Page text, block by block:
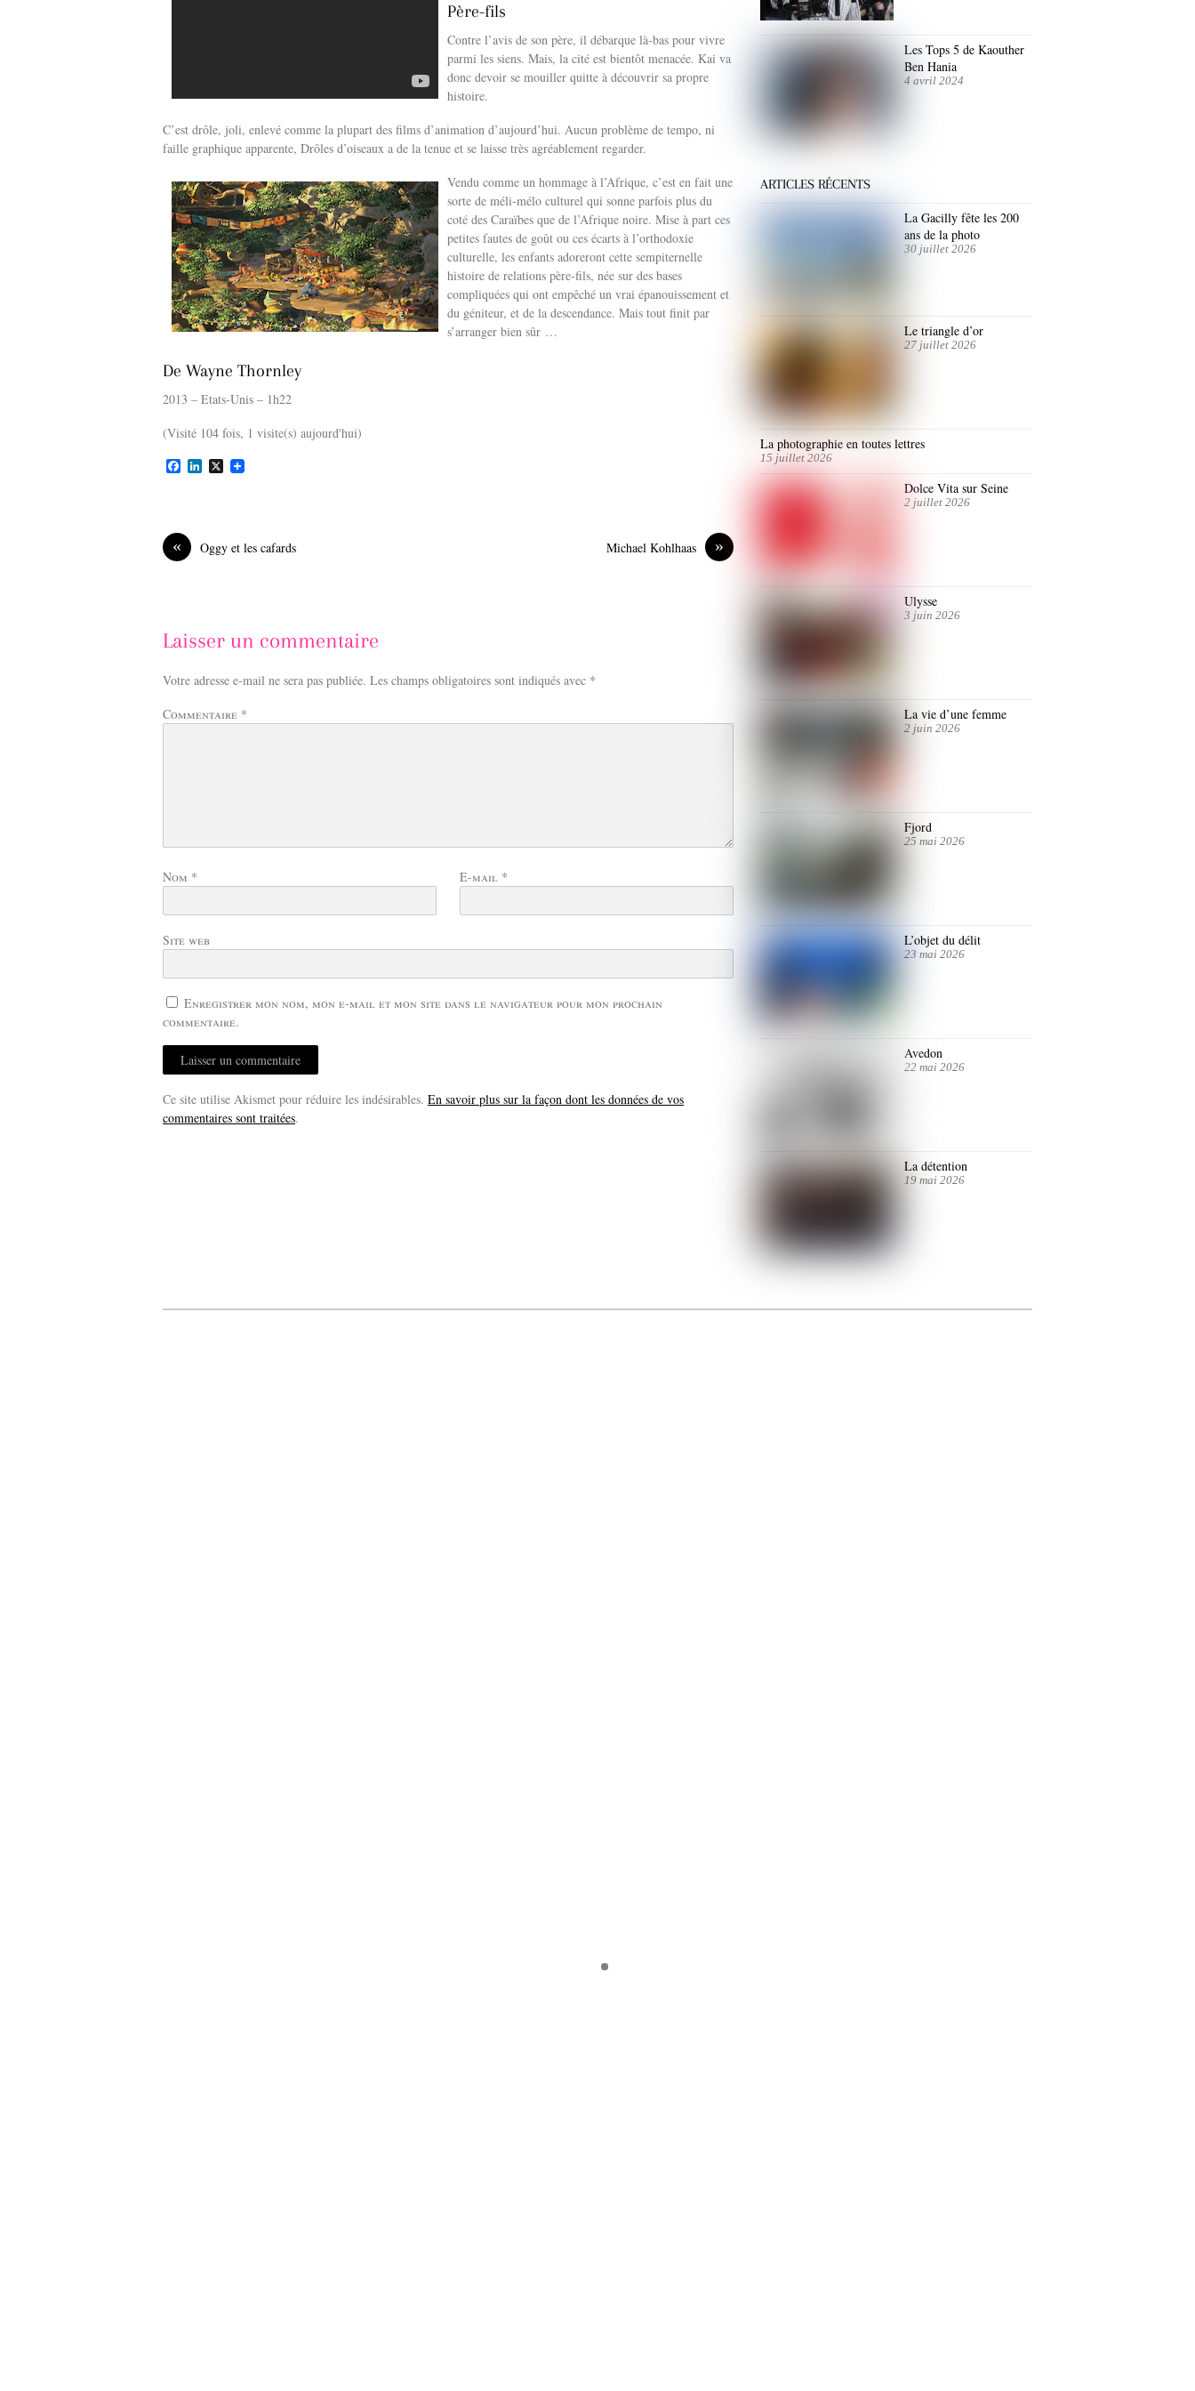
Père-fils
Contre l’avis de son père, il débarque là-bas pour vivre
parmi les siens. Mais, la cité est bientôt menacée. Kai va
donc devoir se mouiller quitte à découvrir sa propre
histoire.
C’est drôle, joli, enlevé comme la plupart des films d’animation d’aujourd’hui. Aucun problème de tempo, ni
faille graphique apparente, Drôles d’oiseaux a de la tenue et se laisse très agréablement regarder.
Vendu comme un hommage à l’Afrique, c’est en fait une
sorte de méli-mélo culturel qui sonne parfois plus du
coté des Caraïbes que de l’Afrique noire. Mise à part ces
petites fautes de goût ou ces écarts à l’orthodoxie
culturelle, les enfants adoreront cette sempiternelle
histoire de relations père-fils, née sur des bases
compliquées qui ont empêché un vrai épanouissement et
du géniteur, et de la descendance. Mais tout finit par
s’arranger bien sûr …
De Wayne Thornley
2013 – Etats-Unis – 1h22
(Visité 104 fois, 1 visite(s) aujourd'hui)
F
o
k
L
I
X
« Oggy et les cafards »
Michael Kohlhaas
Laisser un commentaire
Votre adresse e-mail ne sera pas publiée. Les champs obligatoires sont indiqués avec *
Commentaire *
Nom * E-mail *
Site web
Enregistrer mon nom, mon e-mail et mon site dans le navigateur pour mon prochain
commentaire.
Ce site utilise Akismet pour réduire les indésirables. En savoir plus sur la façon dont les données de vos
commentaires sont traitées.
Les Tops 5 de Kaouther
Ben Hania
4 avril 2024
ARTICLES RÉCENTS
La Gacilly fête les 200
ans de la photo
30 juillet 2026
Le triangle d’or
27 juillet 2026
La photographie en toutes lettres
15 juillet 2026
Dolce Vita sur Seine
2 juillet 2026
Ulysse
3 juin 2026
La vie d’une femme
2 juin 2026
Fjord
25 mai 2026
L’objet du délit
23 mai 2026
Avedon
22 mai 2026
La détention
19 mai 2026